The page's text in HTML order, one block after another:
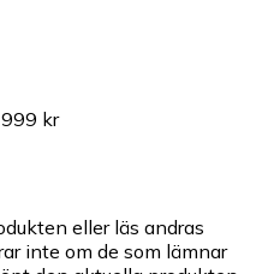
kr
eller läs andras
inte om de som lämnar